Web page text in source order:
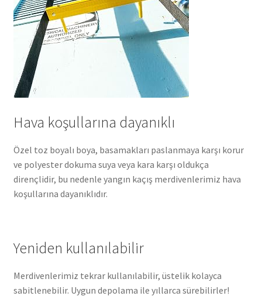
Hava koşullarına dayanıklı
Özel toz boyalı boya, basamakları paslanmaya karşı korur
ve polyester dokuma suya veya kara karşı oldukça
dirençlidir, bu nedenle yangın kaçış merdivenlerimiz hava
koşullarına dayanıklıdır.
Yeniden kullanılabilir
Merdivenlerimiz tekrar kullanılabilir, üstelik kolayca
sabitlenebilir. Uygun depolama ile yıllarca sürebilirler!